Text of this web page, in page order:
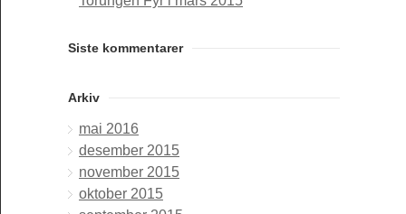
Siste kommentarer
Arkiv
mai 2016
desember 2015
november 2015
oktober 2015